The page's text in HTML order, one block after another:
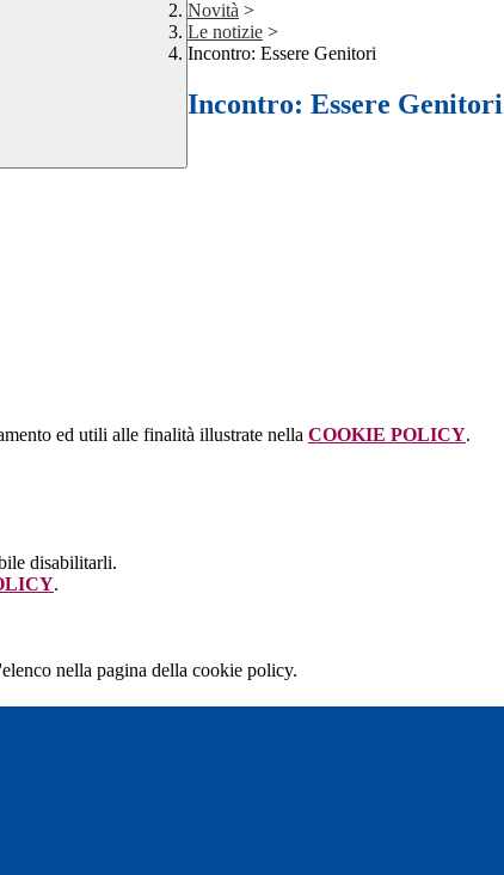
Novità >
Le notizie >
Incontro: Essere Genitori
Incontro: Essere Genitori
ed utili alle finalità illustrate nella COOKIE POLICY.
disabilitarli.
.
nella pagina della cookie policy.